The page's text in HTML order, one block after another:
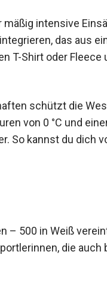
intensive
das aus
T-Shirt oder
schützt die
von 0 °C und
So kannst du dich
– 500 in Weiß
die